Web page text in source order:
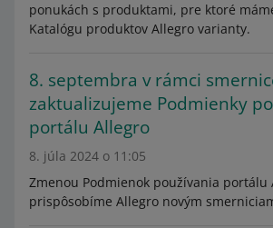
ponukách s produktami, pre ktoré
Katalógu produktov Allegro varianty.
8. septembra v rámci
zaktualizujeme Podmienky
portálu Allegro
8. júla 2024 o 11:05
Zmenou Podmienok používania portálu
prispôsobíme Allegro novým